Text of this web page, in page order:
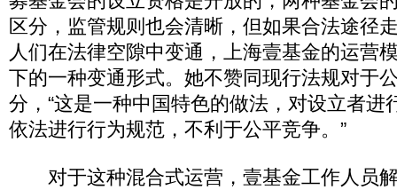
区分，监管规则也会清晰，但如果合法途径
人们在法律空隙中变通，上海壹基金的运营
下的一种变通形式。她不赞同现行法规对于
分，“这是一种中国特色的做法，对设立者进
依法进行行为规范，不利于公平竞争。”
对于这种混合式运营，壹基金工作人员